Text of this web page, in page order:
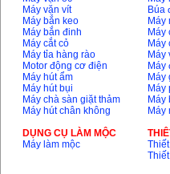
Máy vặn vít
Máy bắn keo
Máy bắn đinh
Máy cắt cỏ
Máy tỉa hàng rào
Motor động cơ điện
Máy hút ẩm
Máy hút bụi
Máy chà sàn giặt thảm
Máy hút chân không
DỤNG CỤ LÀM MỘC
Máy làm mộc
Búa
Máy
Máy
Máy
Máy
Máy
Máy
Máy
Máy
Máy